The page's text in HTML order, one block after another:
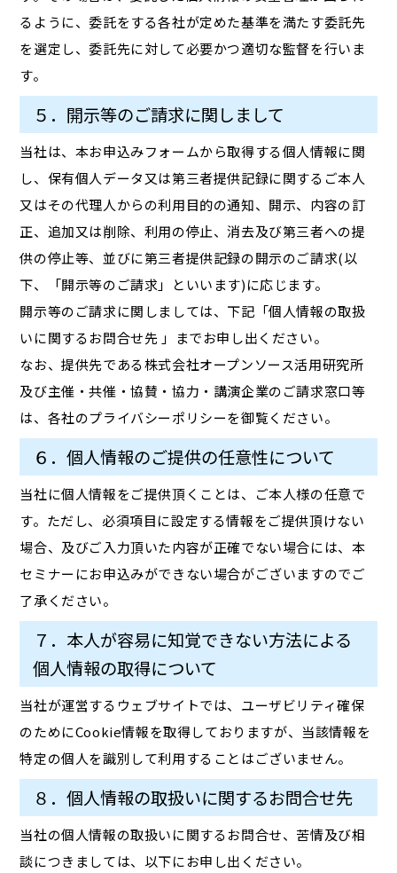
るように、委託をする各社が定めた基準を満たす委託先
を選定し、委託先に対して必要かつ適切な監督を行いま
す。
５．開示等のご請求に関しまして
当社は、本お申込みフォームから取得する個人情報に関
し、保有個人データ又は第三者提供記録に関するご本人
又はその代理人からの利用目的の通知、開示、内容の訂
正、追加又は削除、利用の停止、消去及び第三者への提
供の停止等、並びに第三者提供記録の開示のご請求(以
下、「開示等のご請求」といいます)に応じます。
開示等のご請求に関しましては、下記「個人情報の取扱
いに関するお問合せ先 」までお申し出ください。
なお、提供先である株式会社オープンソース活用研究所
及び主催・共催・協賛・協力・講演企業のご請求窓口等
は、各社のプライバシーポリシーを御覧ください。
６．個人情報のご提供の任意性について
当社に個人情報をご提供頂くことは、ご本人様の任意で
す。ただし、必須項目に設定する情報をご提供頂けない
場合、及びご入力頂いた内容が正確でない場合には、本
セミナーにお申込みができない場合がございますのでご
了承ください。
７．本人が容易に知覚できない方法による
個人情報の取得について
当社が運営するウェブサイトでは、ユーザビリティ確保
のためにCookie情報を取得しておりますが、当該情報を
特定の個人を識別して利用することはございません。
８．個人情報の取扱いに関するお問合せ先
当社の個人情報の取扱いに関するお問合せ、苦情及び相
談につきましては、以下にお申し出ください。